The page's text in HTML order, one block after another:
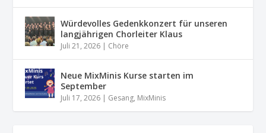
Würdevolles Gedenkkonzert für unseren
langjährigen Chorleiter Klaus
Juli 21, 2026 | Chöre
Neue MixMinis Kurse starten im
September
Juli 17, 2026 | Gesang, MixMinis